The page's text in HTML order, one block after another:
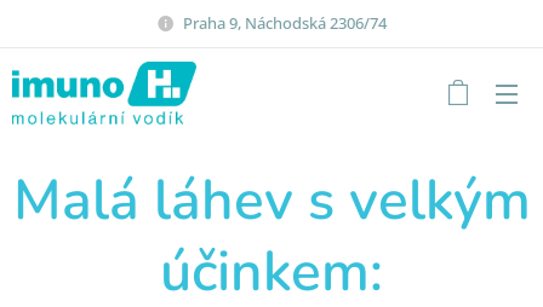
Praha 9, Náchodská 2306/74
Malá láhev s velkým
účinkem: